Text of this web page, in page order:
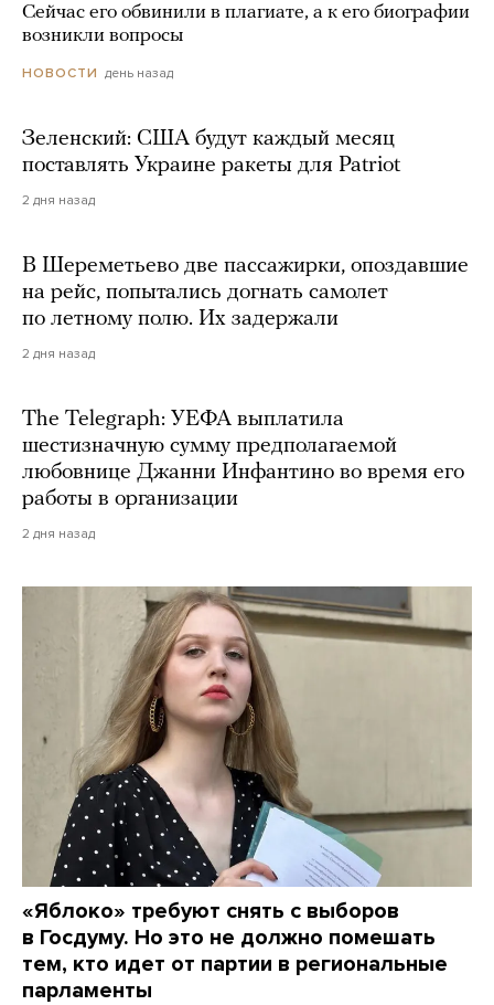
Сейчас его обвинили в плагиате, а к его биографии
возникли вопросы
НОВОСТИ день назад
Зеленский: США будут каждый месяц
поставлять Украине ракеты для Patriot
2 дня назад
В Шереметьево две пассажирки, опоздавшие
на рейс, попытались догнать самолет
по летному полю. Их задержали
2 дня назад
The Telegraph: УЕФА выплатила
шестизначную сумму предполагаемой
любовнице Джанни Инфантино во время его
работы в организации
2 дня назад
«Яблоко» требуют снять с выборов
в Госдуму. Но это не должно помешать
тем, кто идет от партии в региональные
парламенты